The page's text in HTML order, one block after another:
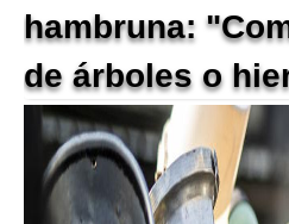
hambruna:
de árboles o